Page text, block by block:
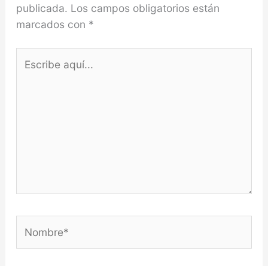
publicada. Los campos obligatorios están
marcados con *
aquí...